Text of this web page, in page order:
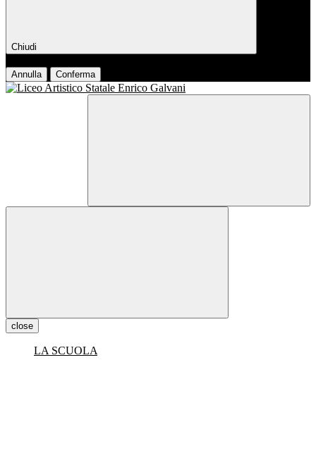
Chiudi
Annulla Conferma
close
LA SCUOLA